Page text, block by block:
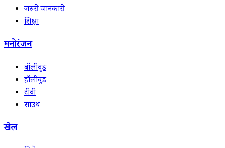
जरुरी जानकारी
शिक्षा
मनोरंजन
बॉलीवुड
हॉलीवुड
टीवी
साउथ
खेल